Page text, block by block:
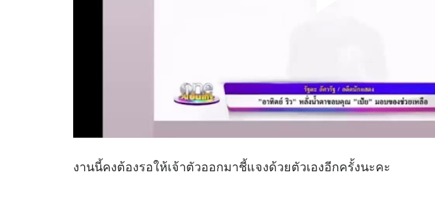
งานนี้คงต้องรอให้เจ้าตัวออกมาชี้แจงด้วยตัวเองอีกครั้งนะคะ